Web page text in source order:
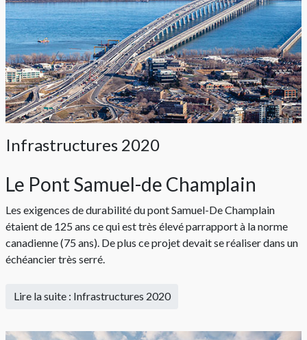
Infrastructures 2020
Le Pont Samuel-de Champlain
Les exigences de durabilité du pont Samuel-De Champlain
étaient de 125 ans ce qui est très élevé parrapport à la norme
canadienne (75 ans). De plus ce projet devait se réaliser dans un
échéancier très serré.
Lire la suite : Infrastructures 2020